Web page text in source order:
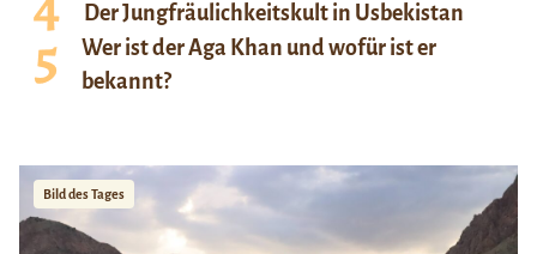
Der Jungfräulichkeitskult in Usbekistan
Wer ist der Aga Khan und wofür ist er
bekannt?
Bild des Tages